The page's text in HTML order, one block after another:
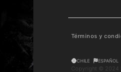
Términos y
CHILE ESPAÑOL
Copyright © 2024